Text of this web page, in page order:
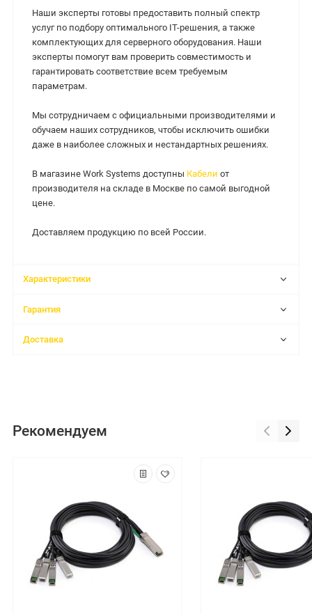
Наши эксперты готовы предоставить полный спектр
услуг по подбору оптимального IT-решения, а также
комплектующих для серверного оборудования. Наши
эксперты помогут вам проверить совместимость и
гарантировать соответствие всем требуемым
параметрам.
Мы сотрудничаем с официальными производителями и
обучаем наших сотрудников, чтобы исключить ошибки
даже в наиболее сложных и нестандартных решениях.
В магазине Work Systems доступны Кабели от
производителя на складе в Москве по самой выгодной
цене.
Доставляем продукцию по всей России.
Характеристики
Гарантия
Доставка
Рекомендуем